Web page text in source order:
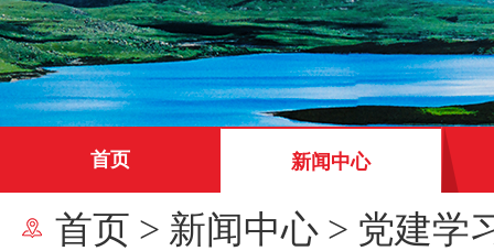
首页 新闻中心
首页 > 新闻中心 > 党建学